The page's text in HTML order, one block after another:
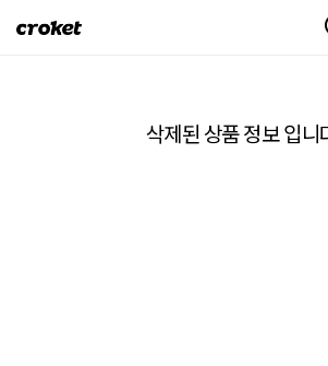
크
삭제된 상품 정보 입니